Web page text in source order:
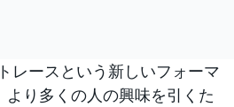
レースという新しいフォーマ
より多くの人の興味を引くた